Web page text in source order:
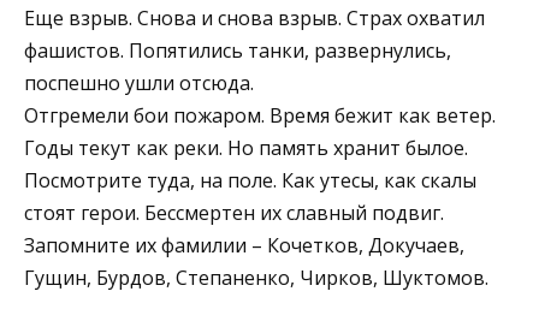
Еще взрыв. Снова и снова взрыв. Страх охватил
фашистов. Попятились танки, развернулись,
поспешно ушли отсюда.
Отгремели бои пожаром. Время бежит как ветер.
Годы текут как реки. Но память хранит былое.
Посмотрите туда, на поле. Как утесы, как скалы
стоят герои. Бессмертен их славный подвиг.
Запомните их фамилии – Кочетков, Докучаев,
Гущин, Бурдов, Степаненко, Чирков, Шуктомов.